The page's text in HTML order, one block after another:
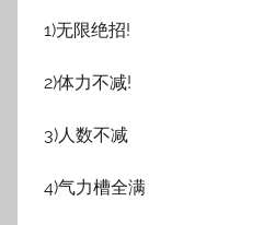
1)无限绝招!
2)体力不减!
3)人数不减
4)气力槽全满